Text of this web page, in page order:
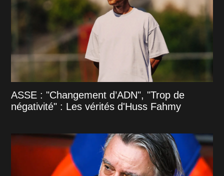
ASSE : "Changement d’ADN", "Trop de
négativité" : Les vérités d'Huss Fahmy